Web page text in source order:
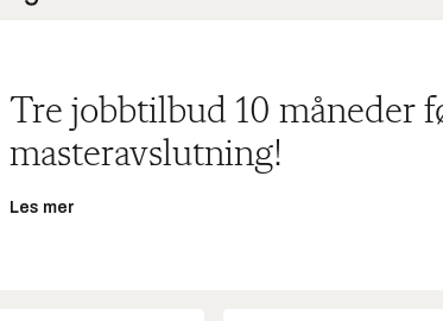
Tre jobbtilbud 10 måneder
masteravslutning!
Les mer